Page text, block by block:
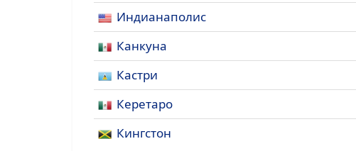
Индианаполис
Канкуна
Кастри
Керетаро
Кингстон